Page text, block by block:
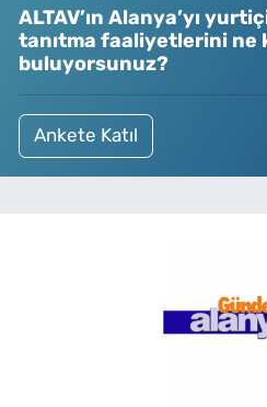
ALTAV’ın Alanya’yı
tanıtma faaliyetlerini ne
buluyorsunuz?
Ankete Katıl